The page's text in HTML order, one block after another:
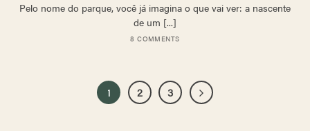
Pelo nome do parque, você já imagina o que vai ver: a nascente
de um [...]
8 COMMENTS
1 2 3